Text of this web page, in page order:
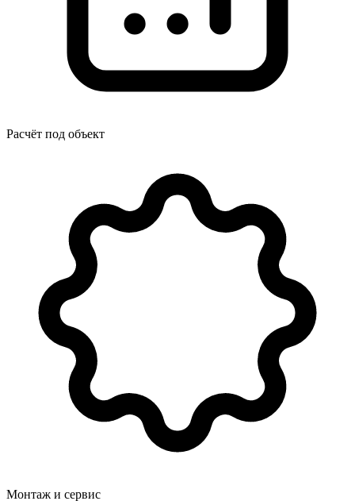
Расчёт под объект
Монтаж и сервис